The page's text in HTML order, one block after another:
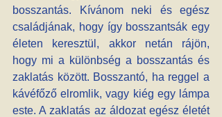
bosszantás. Kívánom neki és egész
családjának, hogy így bosszantsák egy
életen keresztül, akkor netán rájön,
hogy mi a különbség a bosszantás és
zaklatás között. Bosszantó, ha reggel a
kávéfőző elromlik, vagy kiég egy lámpa
este. A zaklatás az áldozat egész életét